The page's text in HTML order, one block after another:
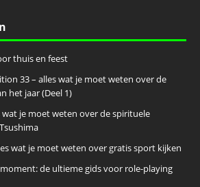
thuis en feest
33 – alles wat je moet weten over de
het jaar (Deel 1)
wat je moet weten over de spirituele
wat je moet weten over gratis sport kijken
moment: de ultieme gids voor role-playing